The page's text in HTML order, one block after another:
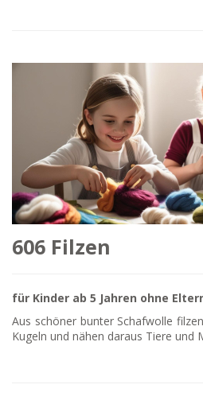
606 Filzen
für Kinder ab 5 Jahren ohne
Aus schöner bunter Schafwolle
Kugeln und nähen daraus Tiere und